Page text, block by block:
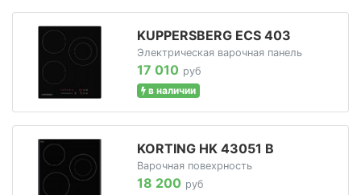
KUPPERSBERG ECS 403
Электрическая варочная панель
17 010 руб
в наличии
KORTING HK 43051 B
Варочная повехрность
18 200 руб